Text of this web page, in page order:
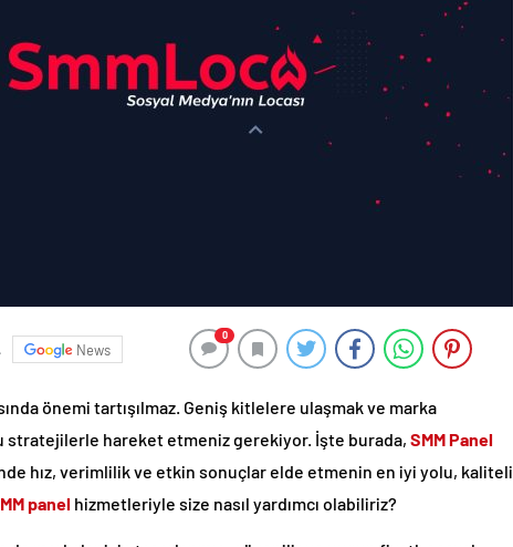
News
0
önemi tartışılmaz. Geniş kitlelere ulaşmak ve marka
stratejilerle hareket etmeniz gerekiyor. İşte burada, SMM Panel
hız, verimlilik ve etkin sonuçlar elde etmenin en iyi yolu, kaliteli
panel hizmetleriyle size nasıl yardımcı olabiliriz?